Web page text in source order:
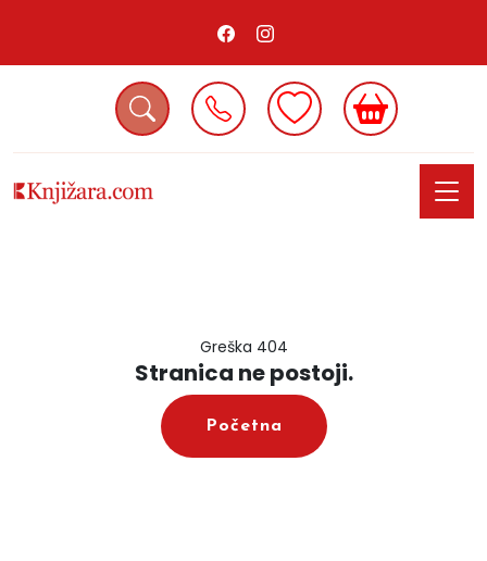
Greška 404
Stranica ne postoji.
Početna